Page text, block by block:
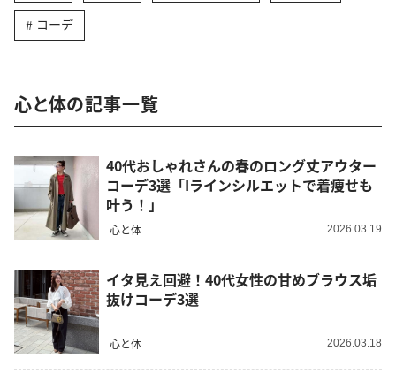
コーデ
心と体の記事一覧
40代おしゃれさんの春のロング丈アウター
コーデ3選「Iラインシルエットで着痩せも
叶う！」
心と体 2026.03.19
イタ見え回避！40代女性の甘めブラウス垢
抜けコーデ3選
心と体 2026.03.18